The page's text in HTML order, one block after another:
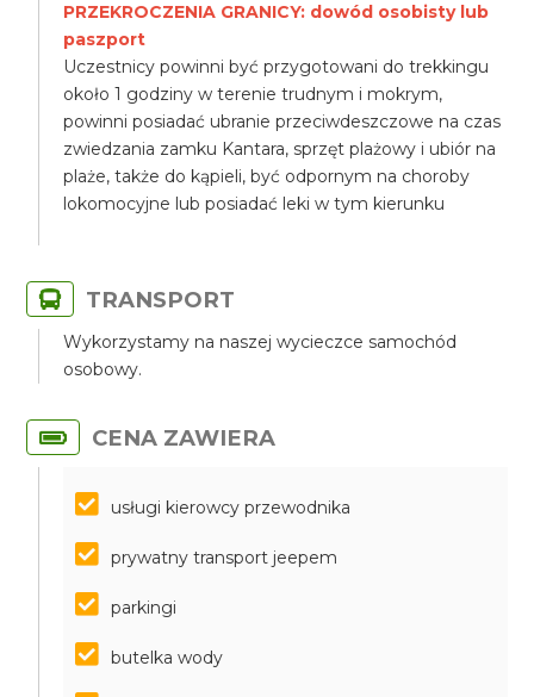
PRZEKROCZENIA GRANICY: dowód osobisty lub
paszport
Uczestnicy powinni być przygotowani do trekkingu
około 1 godziny w terenie trudnym i mokrym,
powinni posiadać ubranie przeciwdeszczowe na czas
zwiedzania zamku Kantara, sprzęt plażowy i ubiór na
plaże, także do kąpieli, być odpornym na choroby
lokomocyjne lub posiadać leki w tym kierunku
TRANSPORT
Wykorzystamy na naszej wycieczce samochód
osobowy.
CENA ZAWIERA
usługi kierowcy przewodnika
prywatny transport jeepem
parkingi
butelka wody